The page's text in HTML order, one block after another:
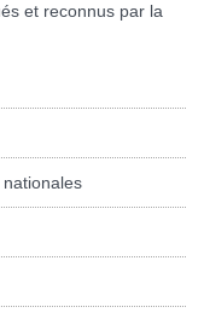
et reconnus par la